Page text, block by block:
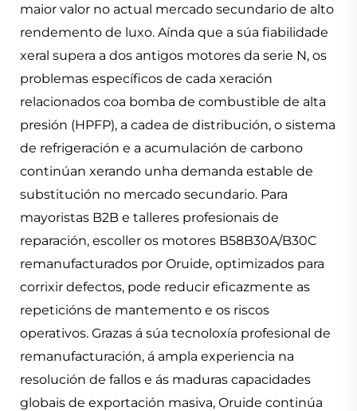
maior valor no actual mercado secundario de alto
rendemento de luxo. Aínda que a súa fiabilidade
xeral supera a dos antigos motores da serie N, os
problemas específicos de cada xeración
relacionados coa bomba de combustible de alta
presión (HPFP), a cadea de distribución, o sistema
de refrigeración e a acumulación de carbono
continúan xerando unha demanda estable de
substitución no mercado secundario. Para
mayoristas B2B e talleres profesionais de
reparación, escoller os motores B58B30A/B30C
remanufacturados por Oruide, optimizados para
corrixir defectos, pode reducir eficazmente as
repeticións de mantemento e os riscos
operativos. Grazas á súa tecnoloxía profesional de
remanufacturación, á ampla experiencia na
resolución de fallos e ás maduras capacidades
globais de exportación masiva, Oruide continúa